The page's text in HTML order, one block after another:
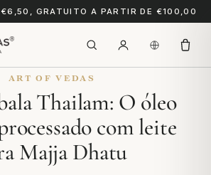
€6,50, GRATUITO A PARTIR DE €100,00
ART OF VEDAS
Thailam: O óleo
com leite
Majja Dhatu